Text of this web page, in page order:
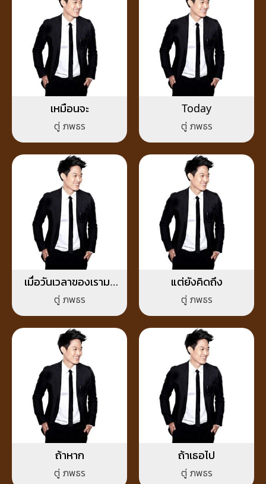
เหมือนจะ
ตู่ ภพธร
Today
ตู่ ภพธร
เมื่อวันเวลาของเรามา
บรรจบกัน
ตู่ ภพธร
แต่ยังคิดถึง
ตู่ ภพธร
ถ้าหาก
ตู่ ภพธร
ถ้าเธอไป
ตู่ ภพธร